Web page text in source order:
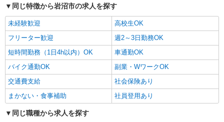
同じ特徴から岩沼市の求人を探す
未経験歓迎
高校生OK
フリーター歓迎
週2～3日勤務OK
短時間勤務（1日4h以内）OK
車通勤OK
バイク通勤OK
副業・WワークOK
交通費支給
社会保険あり
まかない・食事補助
社員登用あり
同じ職種から求人を探す